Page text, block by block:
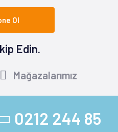
Ol
Edin.
Mağazalarımız
0212 244 85